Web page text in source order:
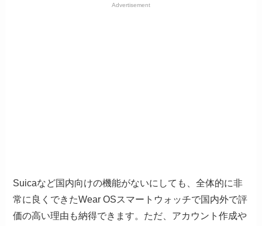
Advertisement
Suicaなど国内向けの機能がないにしても、全体的に非
常に良くできたWear OSスマートウォッチで国内外で評
価の高い理由も納得できます。ただ、アカウント作成や